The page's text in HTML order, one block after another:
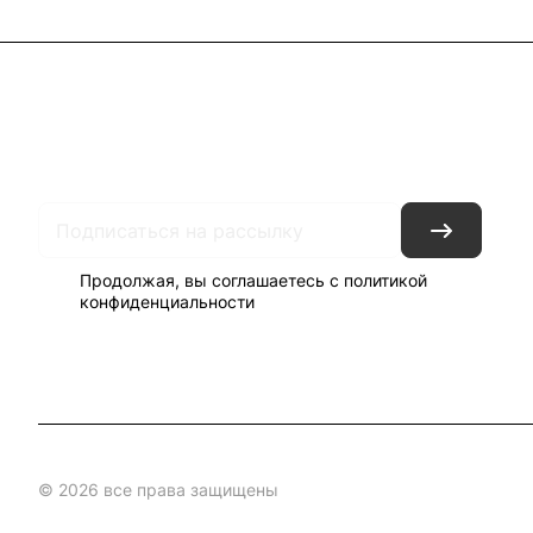
Продолжая, вы соглашаетесь с политикой
конфиденциальности
© 2026 все права защищены